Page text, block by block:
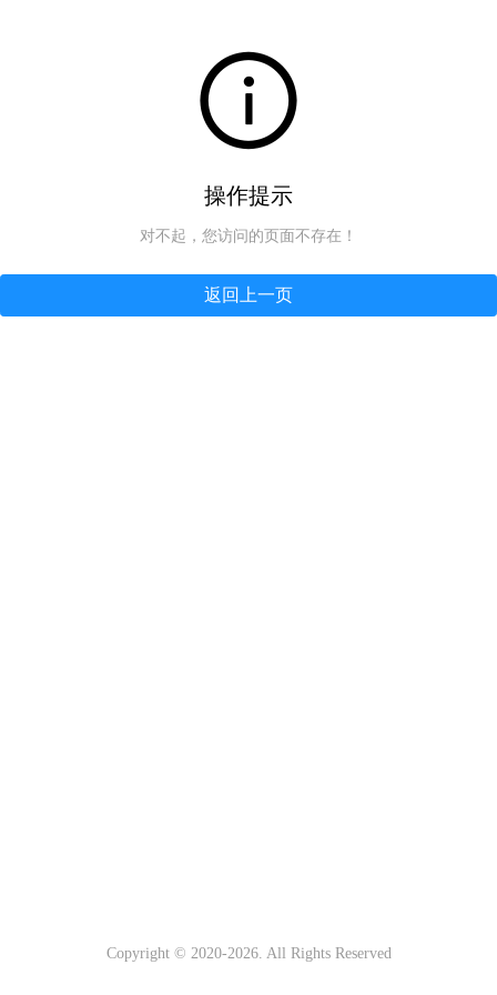
操作提示
对不起，您访问的页面不存在！
返回上一页
Copyright © 2020-2026. All Rights Reserved